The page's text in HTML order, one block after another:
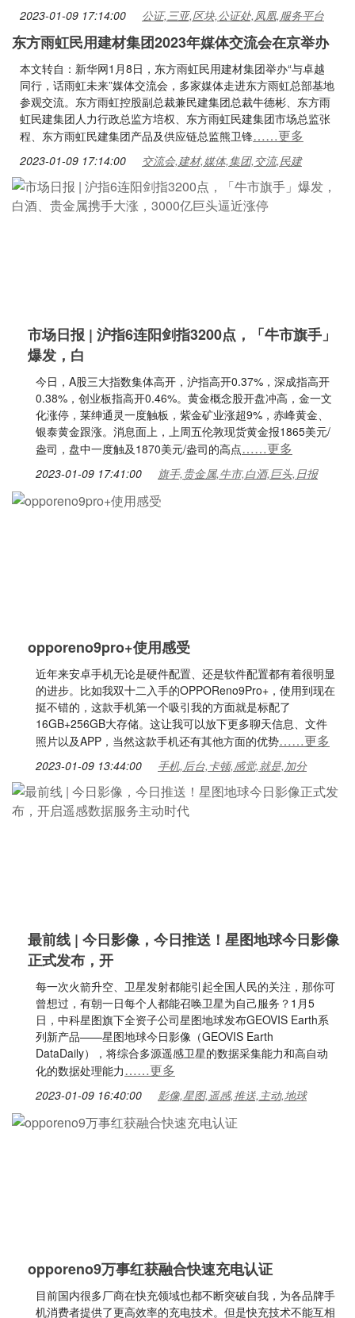
2023-01-09 17:14:00 公证,三亚,区块,公证处,凤凰,服务平台
东方雨虹民用建材集团2023年媒体交流会在京举办
本文转自：新华网1月8日，东方雨虹民用建材集团举办“与卓越
同行，话雨虹未来”媒体交流会，多家媒体走进东方雨虹总部基地
参观交流。东方雨虹控股副总裁兼民建集团总裁牛德彬、东方雨
虹民建集团人力行政总监方培权、东方雨虹民建集团市场总监张
程、东方雨虹民建集团产品及供应链总监熊卫锋……更多
2023-01-09 17:14:00 交流会,建材,媒体,集团,交流,民建
市场日报 | 沪指6连阳剑指3200点，「牛市旗手」
爆发，白
今日，A股三大指数集体高开，沪指高开0.37%，深成指高开
0.38%，创业板指高开0.46%。黄金概念股开盘冲高，金一文
化涨停，莱绅通灵一度触板，紫金矿业涨超9%，赤峰黄金、
银泰黄金跟涨。消息面上，上周五伦敦现货黄金报1865美元/
盎司，盘中一度触及1870美元/盎司的高点……更多
2023-01-09 17:41:00 旗手,贵金属,牛市,白酒,巨头,日报
opporeno9pro+使用感受
近年来安卓手机无论是硬件配置、还是软件配置都有着很明显
的进步。比如我双十二入手的OPPOReno9Pro+，使用到现在
挺不错的，这款手机第一个吸引我的方面就是标配了
16GB+256GB大存储。这让我可以放下更多聊天信息、文件
照片以及APP，当然这款手机还有其他方面的优势……更多
2023-01-09 13:44:00 手机,后台,卡顿,感觉,就是,加分
最前线 | 今日影像，今日推送！星图地球今日影像
正式发布，开
每一次火箭升空、卫星发射都能引起全国人民的关注，那你可
曾想过，有朝一日每个人都能召唤卫星为自己服务？1月5
日，中科星图旗下全资子公司星图地球发布GEOVIS Earth系
列新产品——星图地球今日影像（GEOVIS Earth
DataDaily），将综合多源遥感卫星的数据采集能力和高自动
化的数据处理能力……更多
2023-01-09 16:40:00 影像,星图,遥感,推送,主动,地球
opporeno9万事红获融合快速充电认证
目前国内很多厂商在快充领域也都不断突破自我，为各品牌手
机消费者提供了更高效率的充电技术。但是快充技术不能互相